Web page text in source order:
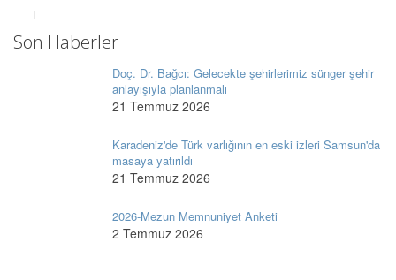
Son Haberler
Doç. Dr. Bağcı: Gelecekte şehirlerimiz sünger şehir
anlayışıyla planlanmalı
21 Temmuz 2026
Karadeniz'de Türk varlığının en eski izleri Samsun'da
masaya yatırıldı
21 Temmuz 2026
2026-Mezun Memnuniyet Anketi
2 Temmuz 2026